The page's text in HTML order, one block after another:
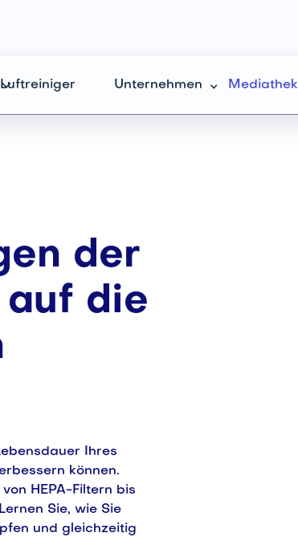
Luftreiniger Unternehmen Mediathek
der
auf die
Ihres
können.
HEPA-Filtern bis
Sie, wie Sie
und gleichzeitig